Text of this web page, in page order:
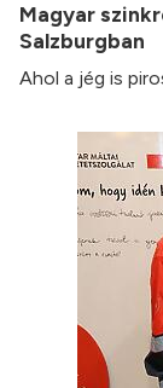
Magyar
Salzburgban
Ahol a jég is